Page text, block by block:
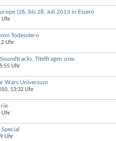
(26. bis 28. Juli 2013 in Essen)
Uhr
Todesstern
Uhr
Titelfragen usw.
Uhr
Wars Universum
13:32 Uhr
Uhr
Uhr